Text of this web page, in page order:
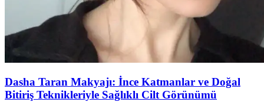
Dasha Taran Makyajı: İnce Katmanlar ve Doğal
Bitiriş Teknikleriyle Sağlıklı Cilt Görünümü